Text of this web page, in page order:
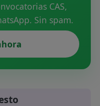
CAS,
Sin spam.